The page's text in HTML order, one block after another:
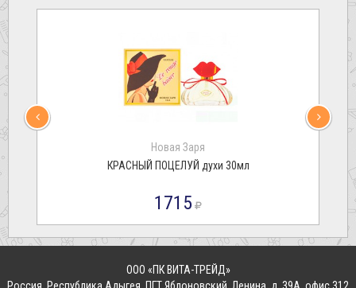
Новая Заря
КРАСНЫЙ ПОЦЕЛУЙ духи 30мл
1715
ООО «ПК ВИТА-ТРЕЙД»